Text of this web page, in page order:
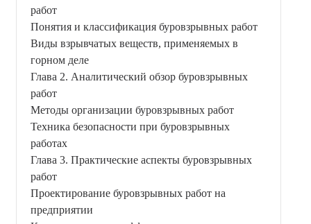
работ
Понятия и классификация буровзрывных работ
Виды взрывчатых веществ, применяемых в
горном деле
Глава 2. Аналитический обзор буровзрывных
работ
Методы организации буровзрывных работ
Техника безопасности при буровзрывных
работах
Глава 3. Практические аспекты буровзрывных
работ
Проектирование буровзрывных работ на
предприятии